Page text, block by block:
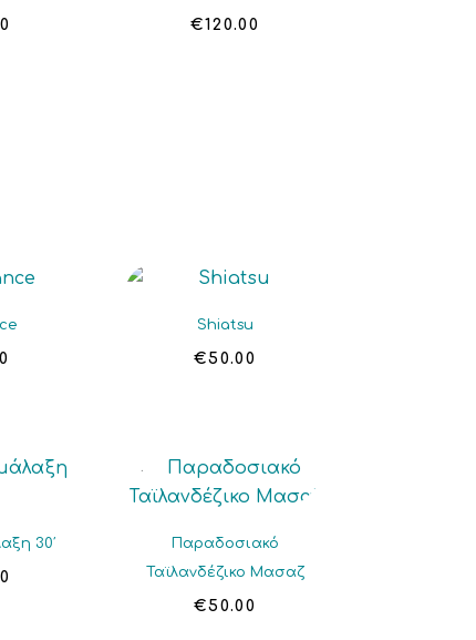
€120.00
Shiatsu
€50.00
30′
Παραδοσιακό
Ταϊλανδέζικο Μασαζ
€50.00